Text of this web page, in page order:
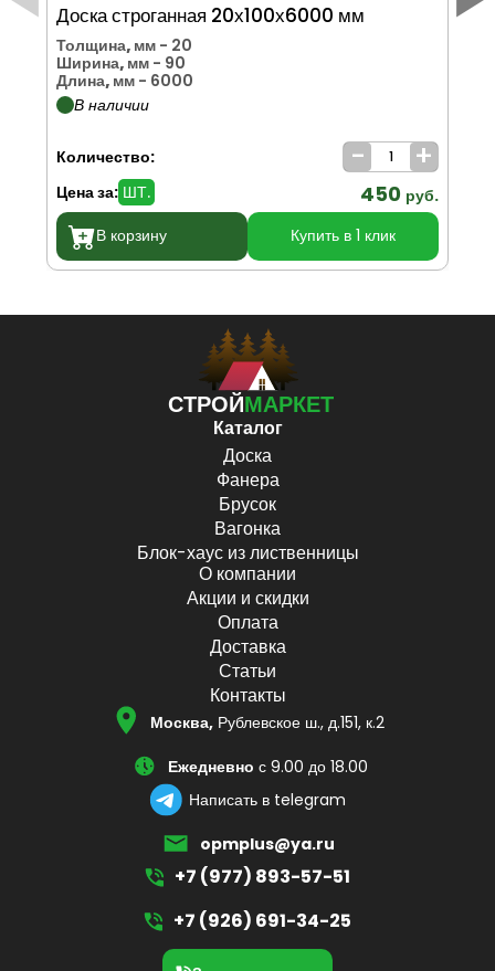
Доска строганная 20х100х6000 мм
Толщина, мм - 20
Ширина, мм - 90
Длина, мм - 6000
В наличии
Количество: - +
Цена за: ШТ. 450 руб.
В корзину
Купить в 1 клик
СТРОЙМАРКЕТ
Каталог
Доска
Фанера
Брусок
Вагонка
Блок-хаус из лиственницы
О компании
Акции и скидки
Оплата
Доставка
Статьи
Контакты
Москва, Рублевское ш., д.151, к.2
Ежедневно с 9.00 до 18.00
Написать в telegram
opmplus@ya.ru
+7 (977) 893-57-51
+7 (926) 691-34-25